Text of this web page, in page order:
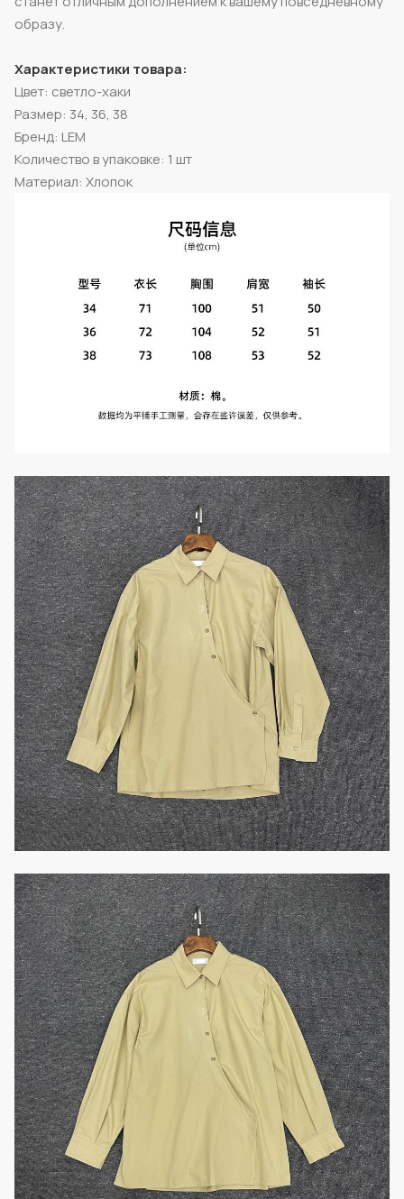
образу.
Характеристики товара:
Цвет: светло-хаки
Размер: 34, 36, 38
Бренд: LEM
Количество в упаковке: 1 шт
Материал: Хлопок